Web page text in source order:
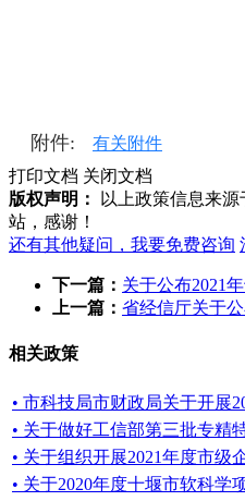
附件:
有关附件
打印文档 关闭文档
版权声明：
以上政策信息来
站，感谢！
还有其他疑问，我要免费咨询
下一篇： 关于公布2021
上一篇： 省经信厅关于
相关政策
• 市科技局市财政局关于开展
• 关于做好工信部第三批专精
• 关于组织开展2021年度市级
• 关于2020年度十堰市软科学